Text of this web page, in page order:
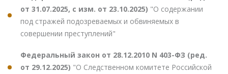
от 31.07.2025, с изм. от 23.10.2025) "О содержании
под стражей подозреваемых и обвиняемых в
совершении преступлений"
Федеральный закон от 28.12.2010 N 403-ФЗ (ред.
от 29.12.2025) "О Следственном комитете Российской